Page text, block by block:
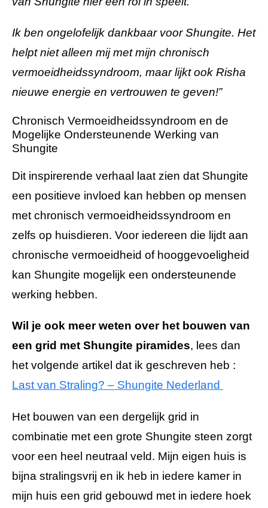
Ik ben ongelofelijk dankbaar voor Shungite. Het
helpt niet alleen mij met mijn chronisch
vermoeidheidssyndroom, maar lijkt ook Risha
nieuwe energie en vertrouwen te geven!”
Chronisch Vermoeidheidssyndroom en de
Mogelijke Ondersteunende Werking van
Shungite
Dit inspirerende verhaal laat zien dat Shungite
een positieve invloed kan hebben op mensen
met chronisch vermoeidheidssyndroom en
zelfs op huisdieren. Voor iedereen die lijdt aan
chronische vermoeidheid of hooggevoeligheid
kan Shungite mogelijk een ondersteunende
werking hebben.
Wil je ook meer weten over het bouwen van
een grid met Shungite piramides, lees dan
het volgende artikel dat ik geschreven heb :
Last van Straling? – Shungite Nederland
Het bouwen van een dergelijk grid in
combinatie met een grote Shungite steen zorgt
voor een heel neutraal veld. Mijn eigen huis is
bijna stralingsvrij en ik heb in iedere kamer in
mijn huis een grid gebouwd met in iedere hoek